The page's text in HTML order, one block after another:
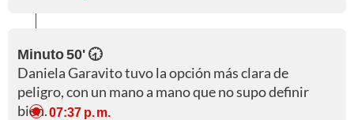
Minuto 50' 🕣
Daniela Garavito tuvo la opción más clara de
peligro, con un mano a mano que no supo definir
bien.07:37 p. m.